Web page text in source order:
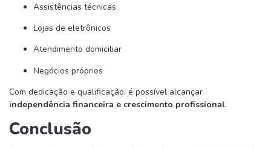
Assistências técnicas
Lojas de eletrônicos
Atendimento domiciliar
Negócios próprios
Com dedicação e qualificação, é possível alcançar
independência financeira e crescimento profissional.
Conclusão